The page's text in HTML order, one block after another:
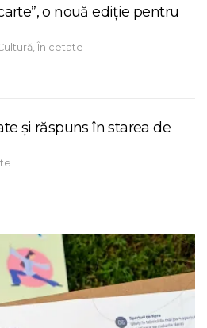
o nouă ediție pentru
În cetate
și răspuns în starea de